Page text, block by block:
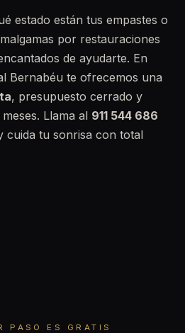
estado están tus empastes o
por restauraciones
de ayudarte. En
Bernabéu te ofrecemos una
, presupuesto cerrado y
Llama al 911 544 686
cuida tu sonrisa con total
PASO ES GRATIS